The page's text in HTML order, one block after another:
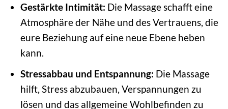
Gestärkte Intimität: Die Massage schafft eine
Atmosphäre der Nähe und des Vertrauens, die
eure Beziehung auf eine neue Ebene heben
kann.
Stressabbau und Entspannung: Die Massage
hilft, Stress abzubauen, Verspannungen zu
lösen und das allgemeine Wohlbefinden zu